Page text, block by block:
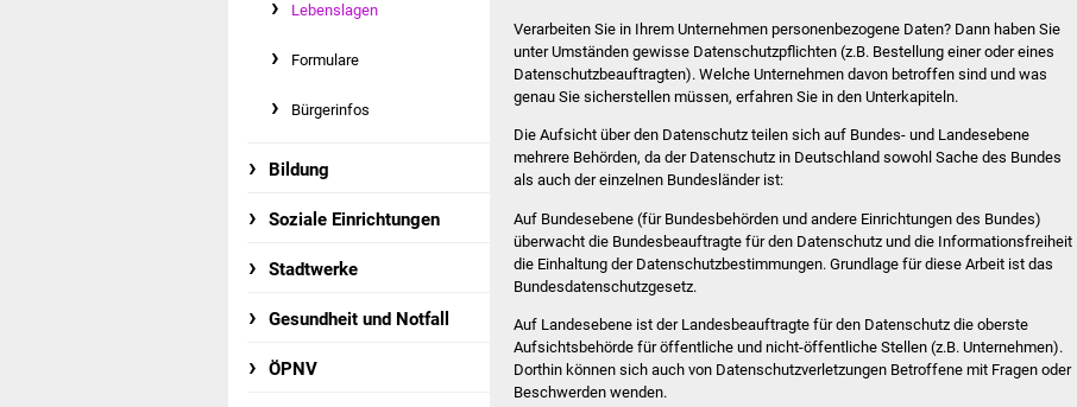
Lebenslagen
Formulare
Bürgerinfos
Bildung
Soziale Einrichtungen
Stadtwerke
Gesundheit und Notfall
ÖPNV
Verarbeiten Sie in Ihrem Unternehmen personenbezogene Daten? Dann haben Sie
unter Umständen gewisse Datenschutzpflichten (z.B. Bestellung einer oder eines
Datenschutzbeauftragten). Welche Unternehmen davon betroffen sind und was
genau Sie sicherstellen müssen, erfahren Sie in den Unterkapiteln.
Die Aufsicht über den Datenschutz teilen sich auf Bundes- und Landesebene
mehrere Behörden, da der Datenschutz in Deutschland sowohl Sache des Bundes
als auch der einzelnen Bundesländer ist:
Auf Bundesebene (für Bundesbehörden und andere Einrichtungen des Bundes)
überwacht die Bundesbeauftragte für den Datenschutz und die Informationsfreiheit
die Einhaltung der Datenschutzbestimmungen. Grundlage für diese Arbeit ist das
Bundesdatenschutzgesetz.
Auf Landesebene ist der Landesbeauftragte für den Datenschutz die oberste
Aufsichtsbehörde für öffentliche und nicht-öffentliche Stellen (z.B. Unternehmen).
Dorthin können sich auch von Datenschutzverletzungen Betroffene mit Fragen oder
Beschwerden wenden.